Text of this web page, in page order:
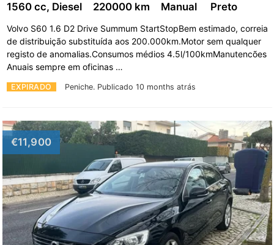
EXPIRADO Peniche. Publicado 10 months atrás
1560 cc, Diesel 220000 km Manual Preto
Volvo S60 1.6 D2 Drive Summum StartStopBem estimado, correia
de distribuição substituída aos 200.000km.Motor sem qualquer
registo de anomalias.Consumos médios 4.5l/100kmManutencões
Anuais sempre em oficinas …
€11,900